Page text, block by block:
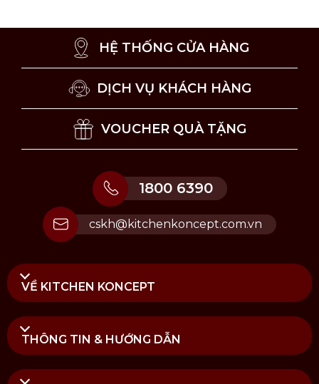
HỆ THỐNG CỬA HÀNG
DỊCH VỤ KHÁCH HÀNG
VOUCHER QUÀ TẶNG
1800 6390
cskh@kitchenkoncept.com.vn
VỀ KITCHEN KONCEPT
THÔNG TIN & HƯỚNG DẪN